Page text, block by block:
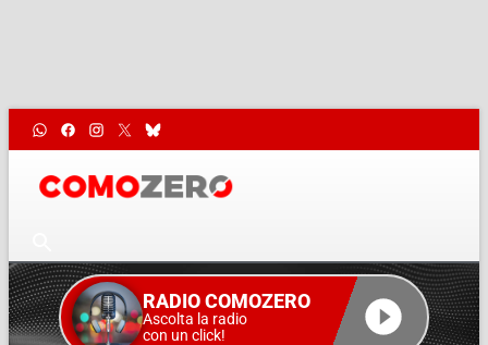
RADIO COMOZERO
Ascolta la radio
con un click!